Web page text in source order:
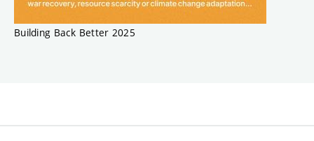
Building Back Better 2025